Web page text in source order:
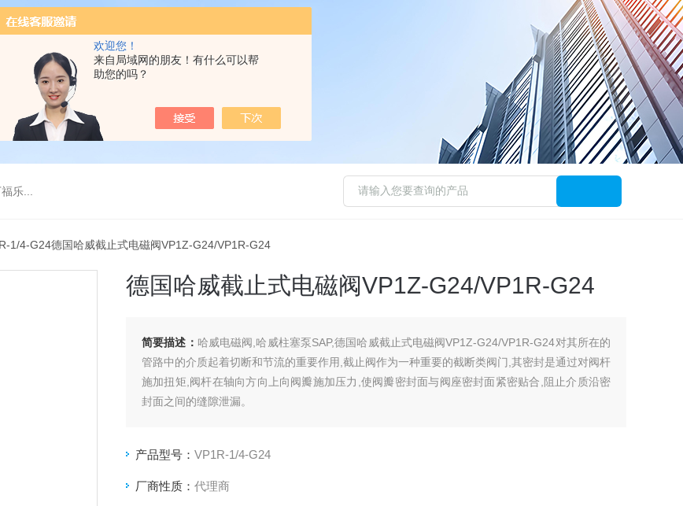
欢迎您！
来自局域网的朋友！有什么可以帮
助您的吗？
乐...
1/4-G24德国哈威截止式电磁阀VP1Z-G24/VP1R-G24
德国哈威截止式电磁阀VP1Z-G24/VP1R-G24
简要描述： 哈威电磁阀,哈威柱塞泵SAP,德国哈威截止式电磁阀VP1Z-G24/VP1R-G24对其所在的
管路中的介质起着切断和节流的重要作用,截止阀作为一种重要的截断类阀门,其密封是通过对阀杆
施加扭矩,阀杆在轴向方向上向阀瓣施加压力,使阀瓣密封面与阀座密封面紧密贴合,阻止介质沿密
封面之间的缝隙泄漏。
产品型号： VP1R-1/4-G24
厂商性质： 代理商